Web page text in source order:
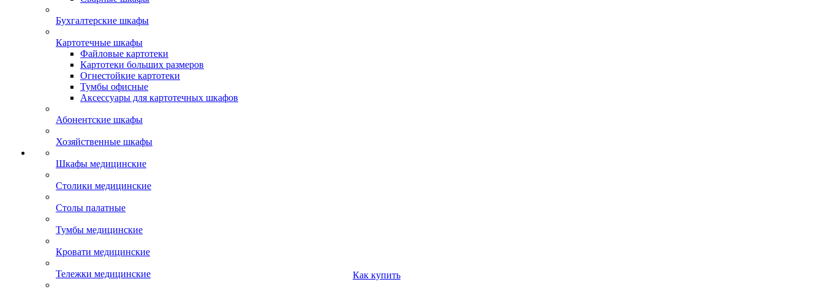
Бухгалтерские шкафы
Картотечные шкафы
Файловые картотеки
Картотеки больших размеров
Огнестойкие картотеки
Тумбы офисные
Аксессуары для картотечных шкафов
Абонентские шкафы
Хозяйственные шкафы
Шкафы медицинские
Столики медицинские
Столы палатные
Тумбы медицинские
Кровати медицинские
Тележки медицинские
Как купить